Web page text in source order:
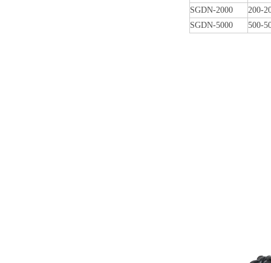
SGDN-2000
200-
SGDN-5000
500-